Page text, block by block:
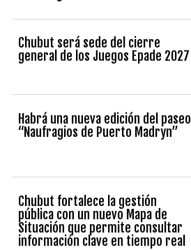
Chubut será sede del cierre
general de los Juegos Epade 2027
Habrá una nueva edición del paseo
“Naufragios de Puerto Madryn”
Chubut fortalece la gestión
pública con un nuevo Mapa de
Situación que permite consultar
información clave en tiempo real